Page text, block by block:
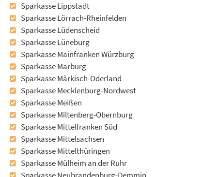
Sparkasse Lippstadt
Sparkasse Lörrach-Rheinfelden
Sparkasse Lüdenscheid
Sparkasse Lüneburg
Sparkasse Mainfranken Würzburg
Sparkasse Marburg
Sparkasse Märkisch-Oderland
Sparkasse Mecklenburg-Nordwest
Sparkasse Meißen
Sparkasse Miltenberg-Obernburg
Sparkasse Mittelfranken Süd
Sparkasse Mittelsachsen
Sparkasse Mittelthüringen
Sparkasse Mülheim an der Ruhr